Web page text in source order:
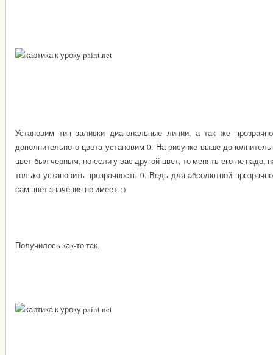
Установим тип заливки диагональные линии, а так же
дополнительного цвета установим 0. На рисунке выше
цвет был черным, но если у вас другой цвет, то менять его не надо,
только установить прозрачность 0. Ведь для абсолютной
сам цвет значения не имеет. ;)
Получилось как-то так.